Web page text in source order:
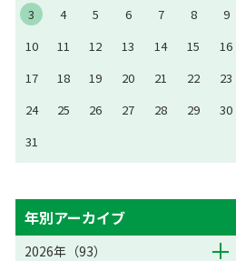
3
4 5 6 7 8
9
10
11 12 13 14 15
16
17
18 19 20 21 22
23
24
25 26 27 28 29
30
31
年別アーカイブ
2026年（93）